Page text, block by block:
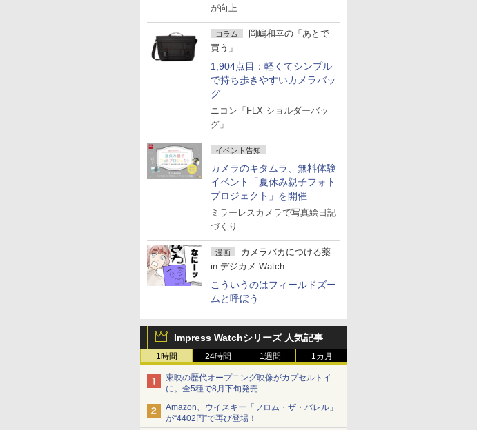
が向上
コラム
岡嶋和幸の「あとで
買う」
1,904点目：軽くてシンプル
で持ち歩きやすいカメラバッ
グ
ニコン「FLX ショルダーバッ
グ」
イベント告知
カメラのキタムラ、無料体験
イベント「夏休み親子フォト
プロジェクト」を開催
ミラーレスカメラで写真絵日記
づくり
漫画
カメラバカにつける薬
in デジカメ Watch
こういうのはフィールドズー
ムと呼ぼう
Impress Watchシリーズ 人気記事
1時間 24時間 1週間 1カ月
東映の歴代オープニング映像がカプセルトイ
に。全5種で8月下旬発売
Amazon、ウイスキー「フロム・ザ・バレル」
が“4402円”で再び登場！